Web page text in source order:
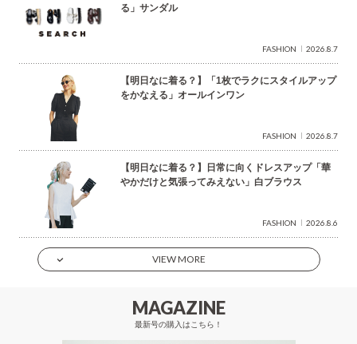
る」サンダル
FASHION 2026.8.7
【明日なに着る？】「1枚でラクにスタイルアップ
をかなえる」オールインワン
FASHION 2026.8.7
【明日なに着る？】日常に向くドレスアップ「華
やかだけと気張ってみえない」白ブラウス
FASHION 2026.8.6
VIEW MORE
MAGAZINE
最新号の購入はこちら！